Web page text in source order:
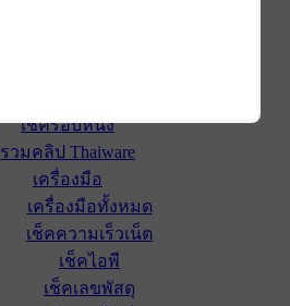
เช็ครอบหนัง
รวมคลิป Thaiware
เครื่องมือ
เครื่องมือทั้งหมด
เช็คความเร็วเน็ต
เช็คไอพี
เช็คเลขพัสดุ